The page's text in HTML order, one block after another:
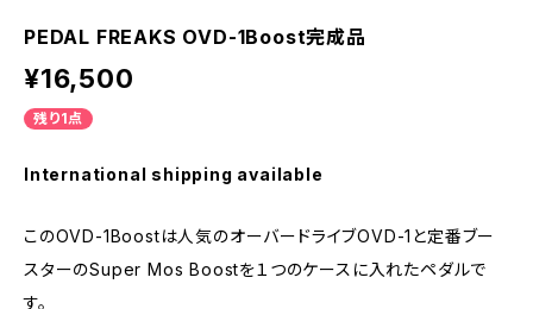
PEDAL FREAKS OVD-1Boost完成品
¥16,500
残り1点
International shipping available
このOVD-1Boostは人気のオーバードライブOVD-1と定番ブー
スターのSuper Mos Boostを１つのケースに入れたペダルで
す。